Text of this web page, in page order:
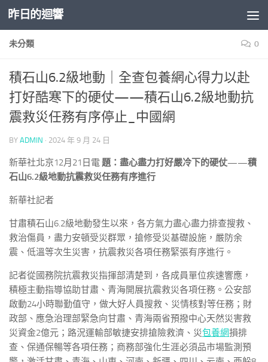
Skip to content
昨日的迴響
未分類 0
積石山6.2級地動｜全查包養網心得力以赴
打好酷寒下的硬仗——積石山6.2級地動抗
震救災任務有序停止_中國網
BY ADMIN · 2024 年 9 月 24 日
新華社北京12月21日電題：盡心盡力打好嚴冷下的硬仗——積
石山6.2級地動抗震救災任務有序進行
新華社記者
甘肅積石山6.2級地動發生以來，各方氣力盡心盡力排查搜救、
救治傷員，盡力安頓受災群眾，搶修受災基礎設施，嚴防余
震、低溫等次生災害，抗震救災各項任務緊張有序進行。
記者從國務院抗震救災指揮部清楚到，各成員單位疾速響應，
積極主動指導協助甘肅、青海開展抗震救災各項任務。公安部
啟動24小時聯勤值守，做大好人員搜救、災情核對等任務；財
政部、應急治理部緊急向甘肅、青海兩省預撥中心天然災害救
災資金2億元；路況運輸部敏捷安排搶險救濟、災包養網損排
查、保通保暢等各項任務；商務部強化生涯必須品市場監測預